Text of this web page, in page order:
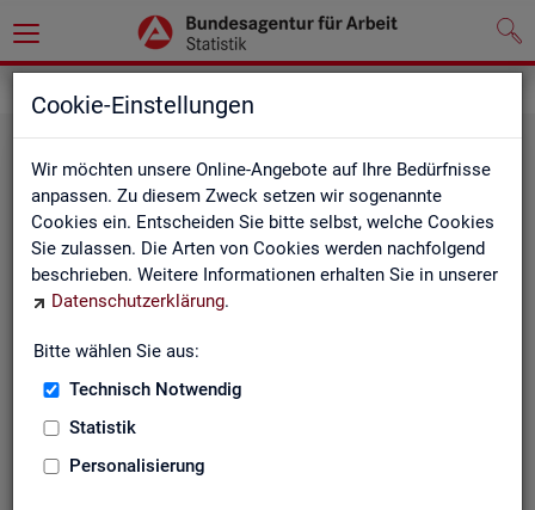
Cookie-Einstellungen
Wir möchten unsere Online-Angebote auf Ihre Bedürfnisse
anpassen. Zu diesem Zweck setzen wir sogenannte
Cookies ein. Entscheiden Sie bitte selbst, welche Cookies
Sie zulassen. Die Arten von Cookies werden nachfolgend
beschrieben. Weitere Informationen erhalten Sie in unserer
Datenschutzerklärung.
Bitte wählen Sie aus:
Technisch Notwendig
Statistik
Personalisierung
Un­ter­be­schäf­ti­gung
Wie viele Menschen suchen Arbeit oder haben